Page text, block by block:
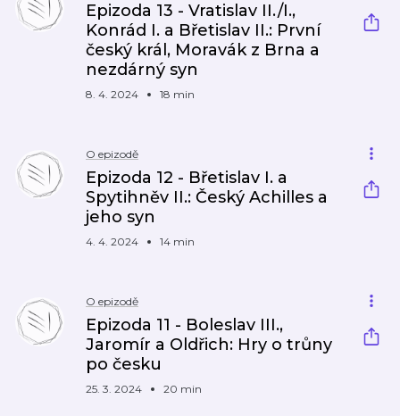
Epizoda 13 - Vratislav II./I.,
Konrád I. a Břetislav II.: První
český král, Moravák z Brna a
nezdárný syn
8. 4. 2024 18 min
O epizodě
Epizoda 12 - Břetislav I. a
Spytihněv II.: Český Achilles a
jeho syn
4. 4. 2024 14 min
O epizodě
Epizoda 11 - Boleslav III.,
Jaromír a Oldřich: Hry o trůny
po česku
25. 3. 2024 20 min